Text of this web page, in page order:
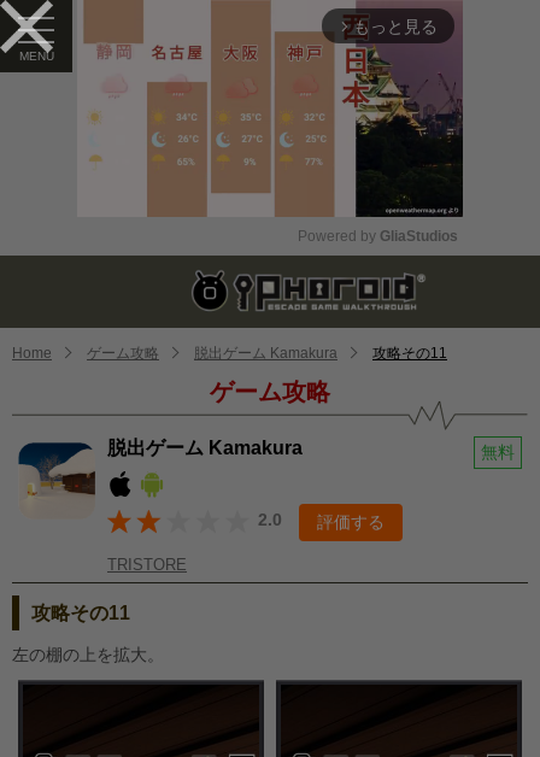
arrow_forward_ios もっと見る
Mute
Powered by GliaStudios
Home ゲーム攻略 脱出ゲーム Kamakura 攻略その11
ゲーム攻略
脱出ゲーム Kamakura 無料
2.0 評価する
TRISTORE
攻略その11
左の棚の上を拡大。